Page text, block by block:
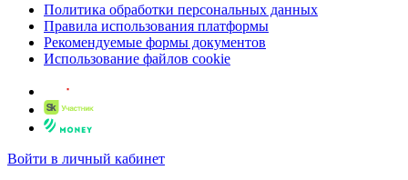
Политика обработки персональных данных
Правила использования платформы
Рекомендуемые формы документов
Использование файлов cookie
Войти в личный кабинет